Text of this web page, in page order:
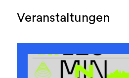
Veranstaltungen